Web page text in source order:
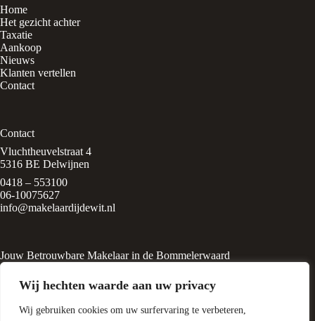
Wij hechten waarde aan uw privacy
Wij gebruiken cookies om uw surfervaring te verbeteren,
Home
Het gezicht achter
Taxatie
Aankoop
Nieuws
Klanten vertellen
Contact
Contact
Vluchtheuvelstraat 4
5316 BE Delwijnen
0418 – 553100
06-10075627
info@makelaardijdewit.nl
Jouw Betrouwbare Makelaar in de Bommelerwaard
rustige, groene dorp
geleid door Liesbeth de Wit, een